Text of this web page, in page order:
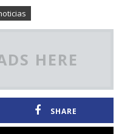
HERE
SHARE